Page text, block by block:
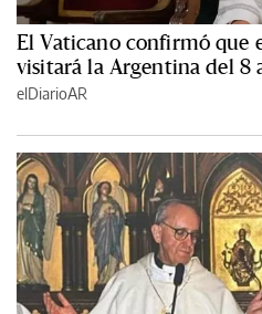
El Vaticano confirmó que
visitará la Argentina del 8
elDiarioAR